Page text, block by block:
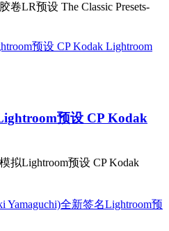
LR预设 The Classic Presets-
预设 CP Kodak
拟Lightroom预设 CP Kodak